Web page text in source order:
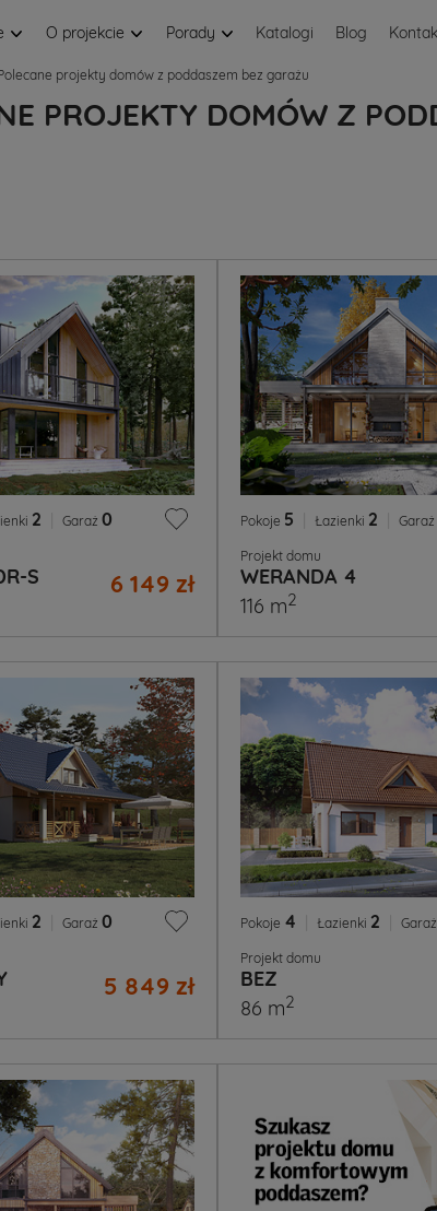
O projekcie Porady Katalogi Blog
projekty domów z poddaszem bez garażu
PROJEKTY DOMÓW Z
2 Garaż 0
S 6 149 zł
Pokoje 5 Łazienki 2 Garaż
Projekt domu
WERANDA 4
116 m2
2 Garaż 0
5 849 zł
Pokoje 4 Łazienki 2 Garaż
Projekt domu
BEZ
86 m2